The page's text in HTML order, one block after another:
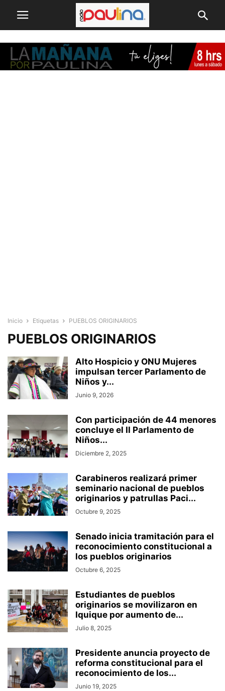
Inicio Etiquetas PUEBLOS ORIGINARIOS
PUEBLOS ORIGINARIOS
Alto Hospicio y ONU Mujeres
impulsan tercer Parlamento de
Niños y...
Junio 9, 2026
Con participación de 44 menores
concluye el II Parlamento de
Niños...
Diciembre 2, 2025
Carabineros realizará primer
seminario nacional de pueblos
originarios y patrullas Paci...
Octubre 9, 2025
Senado inicia tramitación para el
reconocimiento constitucional a
los pueblos originarios
Octubre 6, 2025
Estudiantes de pueblos
originarios se movilizaron en
Iquique por aumento de...
Julio 8, 2025
Presidente anuncia proyecto de
reforma constitucional para el
reconocimiento de los...
Junio 19, 2025